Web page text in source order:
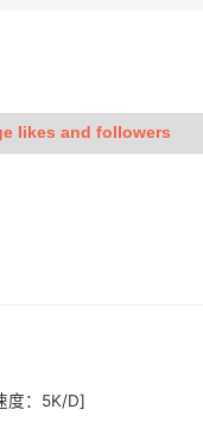
likes and followers
度：5K/D]